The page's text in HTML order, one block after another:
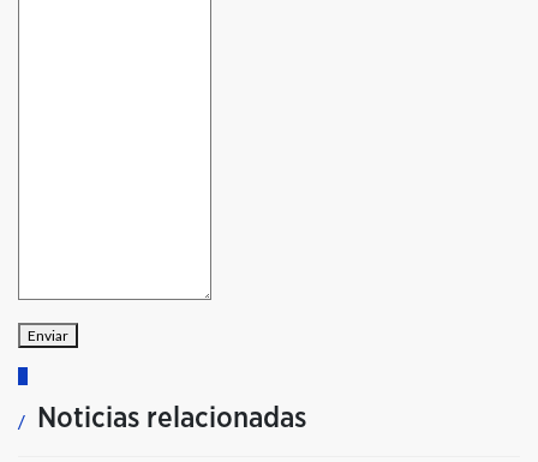
Enviar
Noticias relacionadas